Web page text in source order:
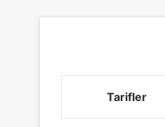
Tarifler